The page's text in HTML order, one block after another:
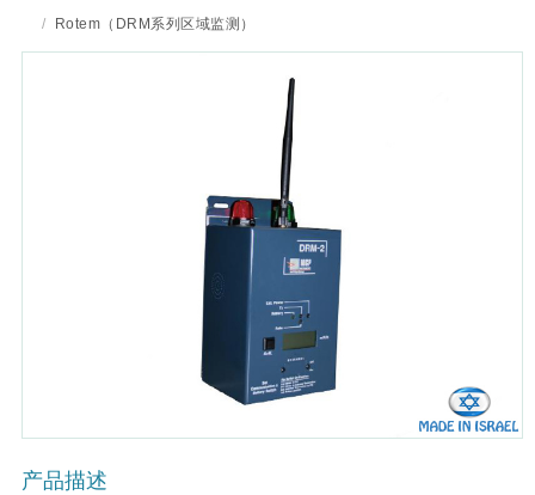
/
Rotem（DRM系列区域监测）
产品描述